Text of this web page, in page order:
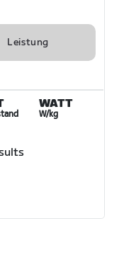
Leistung
WATT
W/kg